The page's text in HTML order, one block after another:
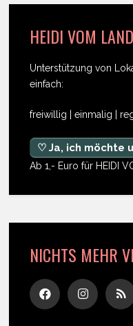
HEIDI VOM
Unterstützung von
einfach:
freiwillig | einmalig |
♡ Ja, ich möchte
Ab 1,- Euro für HEIDI
NICHTS MEHR